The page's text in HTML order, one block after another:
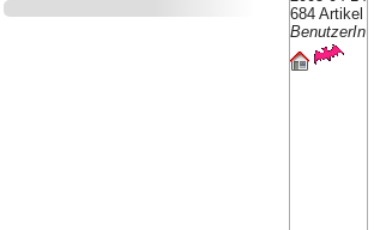
684 Artikel
BenutzerIn